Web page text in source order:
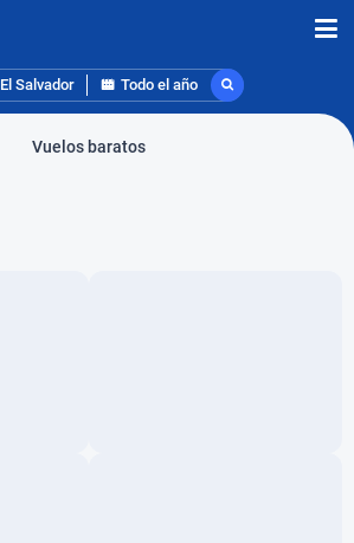
El Salvador Todo el año
Vuelos baratos